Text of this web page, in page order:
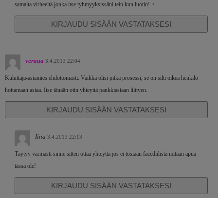
samalta virheeltä jonka itse tyhmyyksissäni tein kun luotin! :/
KIRJAUDU SISÄÄN VASTATAKSESI
veraaa 3.4.2013 22:04
Kuluttaja-asiamies ehdottomasti. Vaikka olisi pitkä prosessi, se on silti oikea henkilö
hoitamaan asiaa. Itse tänään otin yhteyttä pankkiasiaan liittyen.
KIRJAUDU SISÄÄN VASTATAKSESI
Iina 3.4.2013 22:13
Täytyy varmasti sinne sitten ottaa yhteyttä jos ei tosiaan facediilistä mitään apua
tässä ole!
KIRJAUDU SISÄÄN VASTATAKSESI